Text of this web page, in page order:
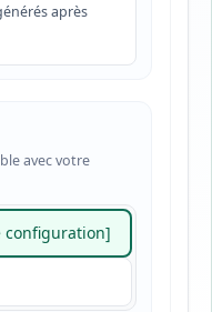
après
avec votre
configuration]